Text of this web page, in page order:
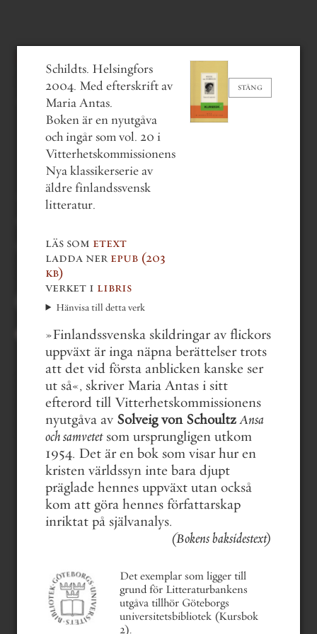
STÄNG
Schildts. Helsingfors
2004. Med efterskrift av
Maria Antas.
Boken är en nyutgåva
och ingår som vol. 20 i
Vitterhetskommissionens
Nya klassikerserie av
äldre finlandssvensk
litteratur.
läs som etext
ladda ner epub (203
kb)
verket i libris
Hänvisa till detta verk
»Finlandssvenska skildringar av flickors
uppväxt är inga näpna berättelser trots
att det vid första anblicken kanske ser
ut så«, skriver Maria Antas i sitt
efterord till Vitterhetskommissionens
nyutgåva av Solveig von Schoultz Ansa
och samvetetsom ursprungligen utkom
1954. Det är en bok som visar hur en
kristen världssyn inte bara djupt
präglade hennes uppväxt utan också
kom att göra hennes författarskap
inriktat på självanalys.
(Bokens baksidestext)
Det exemplar som ligger till
grund för Litteraturbankens
utgåva tillhör Göteborgs
universitetsbibliotek (Kursbok
2).
Ansa och samvetet(2004)
gå till första sidan
gå till sista sidan
gå till sida . . .
tangentbordets piltangenter.
innehållsförteckning
mer om boken
läsfokus
sök i verket
sök i författarens texter